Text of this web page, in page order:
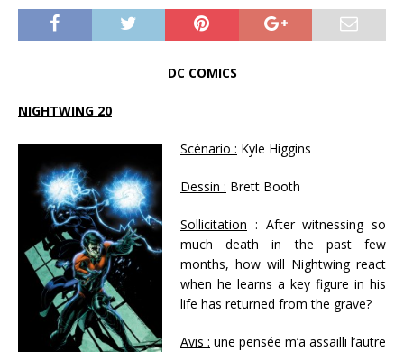
DC COMICS
NIGHTWING 20
Scénario : Kyle Higgins
Dessin : Brett Booth
Sollicitation : After witnessing so
much death in the past few
months, how will Nightwing react
when he learns a key figure in his
life has returned from the grave?
Avis : une pensée m’a assailli l’autre